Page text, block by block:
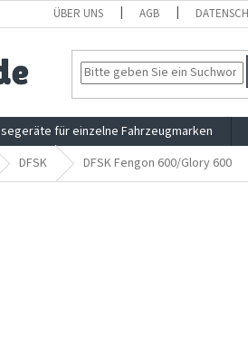
ÜBER UNS AGB
für einzelne Fahrzeugmarken
DFSK DFSK Fengon 600/Glory 600